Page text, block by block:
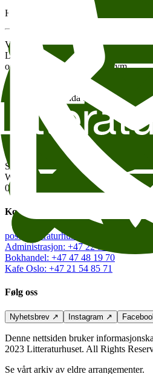
Hvordan syntes du det var å arrangere
Vi ønsker å høre om din opplevelse
Litteraturhuset.
og du kan velge å være anonym.
Tusen takk for at du bidrar til å gjøre
Litteraturhuset enda bedre!
Gi oss dine tilbakemeldinger!
Stiftelsen Litteraturhuset
Wergelandsveien 29
0167 Oslo
Kontakt oss
post@litteraturhuset.no
Administrasjon: +47 22 95 55 30
Bokhandel: +47 47 48 19 70
Kafe Oslo: +47 21 54 85 71
Følg oss
Nyhetsbrev ↗ Instagram ↗
Denne nettsiden bruker
2023 Litteraturhuset. All Rights
Se vårt arkiv av eldre arrangementer.